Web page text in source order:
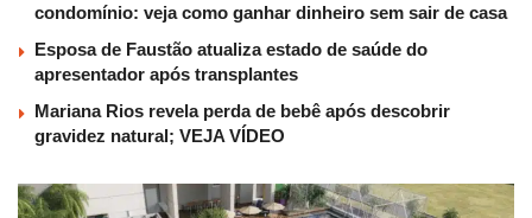
condomínio: veja como ganhar dinheiro sem sair de casa
Esposa de Faustão atualiza estado de saúde do
apresentador após transplantes
Mariana Rios revela perda de bebê após descobrir
gravidez natural; VEJA VÍDEO